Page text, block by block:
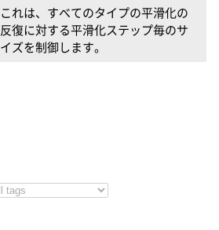
これは、すべてのタイプの平滑化の
反復に対する平滑化ステップ毎のサ
イズを制御します。